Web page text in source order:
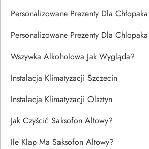
Personalizowane Prezenty Dla Chłopaka
Personalizowane Prezenty Dla Chlopaka
Wszywka Alkoholowa Jak Wygląda?
Instalacja Klimatyzacji Szczecin
Instalacja Klimatyzacji Olsztyn
Jak Czyścić Saksofon Altowy?
Ile Klap Ma Saksofon Altowy?